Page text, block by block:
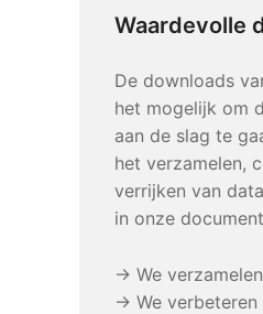
Waardevolle
De downloads
het mogelijk om
aan de slag te
het verzamelen,
verrijken van
in onze
→ We
→ We verbeteren